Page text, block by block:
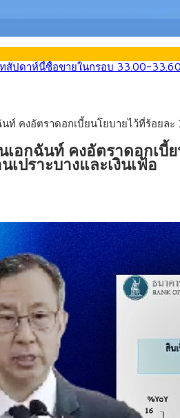
งยนต์เศรษฐกิจใหม่ของไทย เดินหน้า 5
ร ร่าง พ.ร.ฎ. เปิดทาง รฟม.เดินหน้ารถ
ป่วยบัตรทอง 87% แต่ได้งบรายหัวเพี
ทสัปดาห์นี้ซื้อขายในกรอบ 33.00-
ท์ คงอัตราดอกเบี้ยนโยบายไว้ที่ร้อยล
อกฉันท์ คงอัตราดอกเบี้
ปราะบางและเงินเฟ้อ